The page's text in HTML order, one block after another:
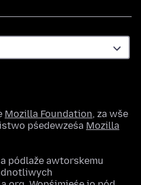
Mozilla Foundation, za wše
pśedewześa Mozilla
pódlaže awtorskemu